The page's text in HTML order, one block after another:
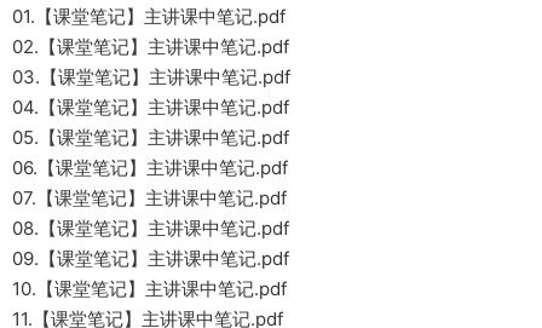
01.【课堂笔记】主讲课中笔记.pdf
02.【课堂笔记】主讲课中笔记.pdf
03.【课堂笔记】主讲课中笔记.pdf
04.【课堂笔记】主讲课中笔记.pdf
05.【课堂笔记】主讲课中笔记.pdf
06.【课堂笔记】主讲课中笔记.pdf
07.【课堂笔记】主讲课中笔记.pdf
08.【课堂笔记】主讲课中笔记.pdf
09.【课堂笔记】主讲课中笔记.pdf
10.【课堂笔记】主讲课中笔记.pdf
11.【课堂笔记】主讲课中笔记.pdf